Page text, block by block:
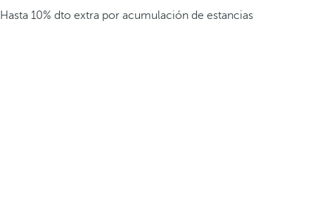
Hasta 10% dto extra por acumulación de estancias